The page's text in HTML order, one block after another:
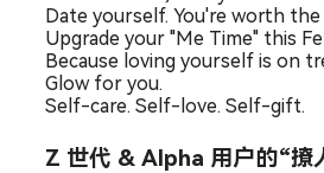
Date yourself. You're worth
Upgrade your "Me Time" this
Because loving yourself is on
Glow for you.
Self-care. Self-love. Self-gift.
Z 世代 & Alpha 用户的“撩